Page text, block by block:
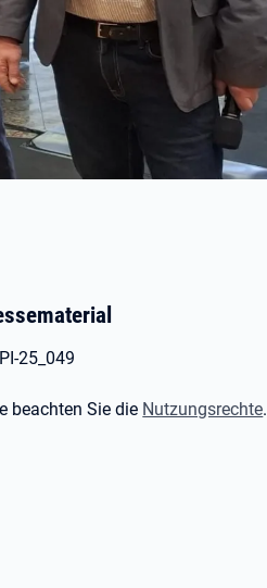
Öffnet in neuem Tab
PI-25_049
beachten Sie die Nutzungsrechte.